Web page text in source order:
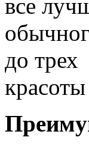
все
до трех